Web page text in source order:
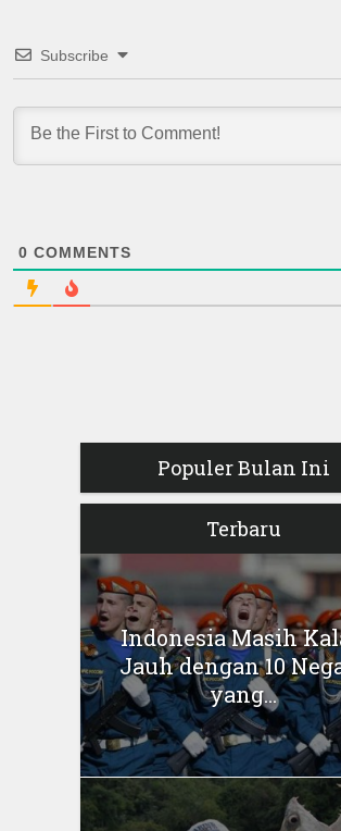
Subscribe
0 COMMENTS
Populer Bulan Ini
Terbaru
Indonesia Masih
Jauh dengan 10
yang...